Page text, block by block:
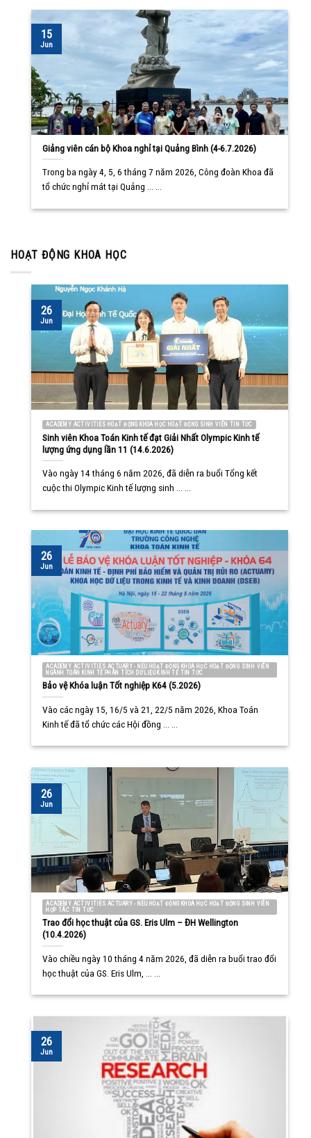
Giảng viên cán bộ Khoa nghỉ tại Quảng Bình (4-6.7.2026)
Trong ba ngày 4, 5, 6 tháng 7 năm 2026, Công đoàn Khoa đã
tổ chức nghỉ mát tại Quảng ... ...
15
Jun
HOẠT ĐỘNG KHOA HỌC
ACADEMY ACTIVITIES HOẠT ĐỘNG KHOA HỌC HOẠT ĐỘNG SINH VIÊN TIN TỨC
Sinh viên Khoa Toán Kinh tế đạt Giải Nhất Olympic Kinh tế
lượng ứng dụng lần 11 (14.6.2026)
Vào ngày 14 tháng 6 năm 2026, đã diễn ra buổi Tổng kết
cuộc thi Olympic Kinh tế lượng sinh ... ...
26
Jun
ACADEMY ACTIVITIES ACTUARY - NEU HOẠT ĐỘNG KHOA HỌC HOẠT ĐỘNG SINH VIÊN
NGÀNH TOÁN KINH TẾ PHÂN TÍCH DỮ LIỆU KINH TẾ TIN TỨC
Bảo vệ Khóa luận Tốt nghiệp K64 (5.2026)
Vào các ngày 15, 16/5 và 21, 22/5 năm 2026, Khoa Toán
Kinh tế đã tổ chức các Hội đồng ... ...
26
Jun
ACADEMY ACTIVITIES ACTUARY - NEU HOẠT ĐỘNG KHOA HỌC HOẠT ĐỘNG SINH VIÊN
HỢP TÁC TIN TỨC
Trao đổi học thuật của GS. Eris Ulm – ĐH Wellington
(10.4.2026)
Vào chiều ngày 10 tháng 4 năm 2026, đã diễn ra buổi trao đổi
học thuật của GS. Eris Ulm, ... ...
26
Jun
26
Jun